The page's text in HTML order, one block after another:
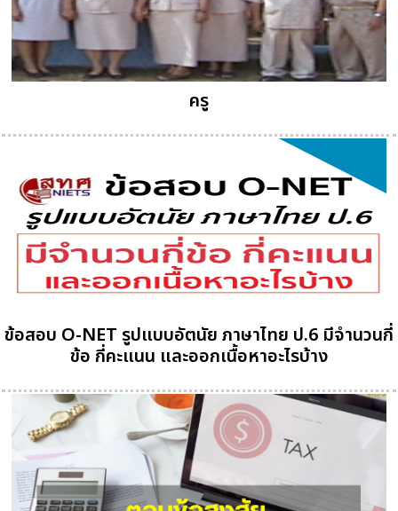
ครู
ข้อสอบ O-NET รูปแบบอัตนัย ภาษาไทย ป.6 มีจำนวนกี่
ข้อ กี่คะแนน และออกเนื้อหาอะไรบ้าง